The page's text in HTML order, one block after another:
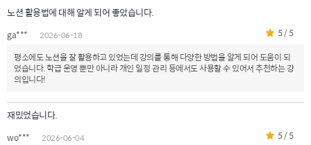
노션 활용법에 대해 알게 되어 좋았습니다.
ga*** 2026-06-18
5 / 5
평소에도 노션을 잘 활용하고 있었는데 강의를 통해 다양한 방법을 알게 되어 도움이 되
었습니다. 학급 운영 뿐만 아니라 개인 일정 관리 등에서도 사용할 수 있어서 추천하는 강
의입니다!
재밌었습니다.
wo*** 2026-06-04
5 / 5